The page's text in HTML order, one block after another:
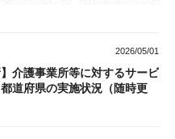
2026/05/01
】介護事業所等に対するサービ
道府県の実施状況（随時更